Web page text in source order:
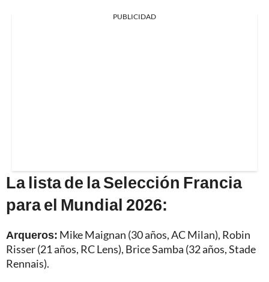
PUBLICIDAD
La lista de la Selección Francia
para el Mundial 2026:
Arqueros: Mike Maignan (30 años, AC Milan), Robin
Risser (21 años, RC Lens), Brice Samba (32 años, Stade
Rennais).